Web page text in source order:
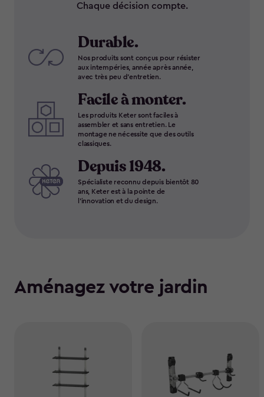
Chaque décision compte.
Durable.
Nos produits sont conçus pour résister
aux intempéries, année après année,
avec très peu d'entretien.
Facile à monter.
Les produits Keter sont faciles à
assembler et sans entretien. Le
montage ne nécessite que des outils
classiques.
Depuis 1948.
Spécialiste reconnu depuis bientôt 80
ans, Keter est à la pointe de
l'innovation et du design.
Aménagez votre jardin